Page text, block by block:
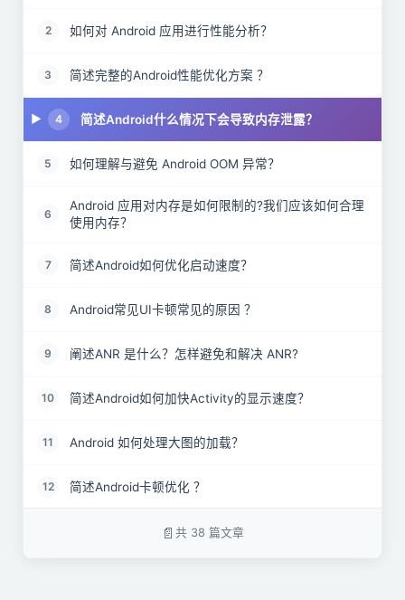
2 如何对 Android 应用进行性能分析？
3 简述完整的Android性能优化方案 ？
4 简述Android什么情况下会导致内存泄露？
5 如何理解与避免 Android OOM 异常？
6
Android 应用对内存是如何限制的?我们应该如何合理
使用内存？
7 简述Android如何优化启动速度？
8 Android常见UI卡顿常见的原因 ？
9 阐述ANR 是什么？怎样避免和解决 ANR?
10 简述Android如何加快Activity的显示速度？
11 Android 如何处理大图的加载？
12 简述Android卡顿优化 ？
简述Android网络优化 ？共 38 篇文章